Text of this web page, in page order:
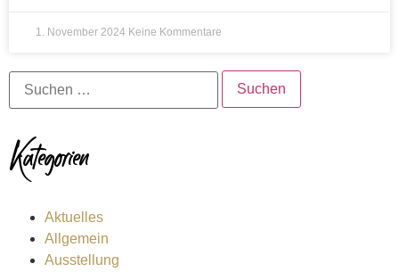
1. November 2024 Keine Kommentare
Kategorien
Aktuelles
Allgemein
Ausstellung